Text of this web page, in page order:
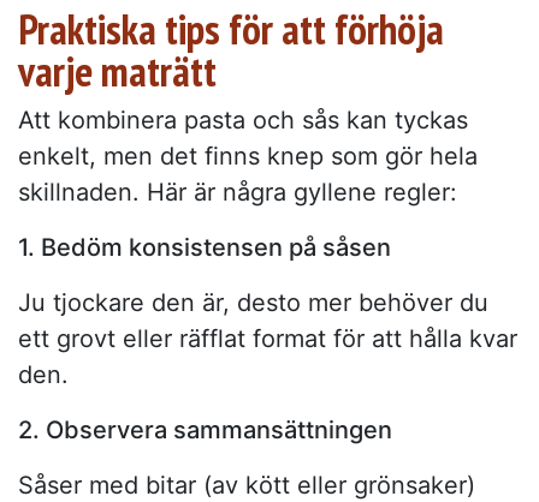
Praktiska tips för att förhöja
varje maträtt
Att kombinera pasta och sås kan tyckas
enkelt, men det finns knep som gör hela
skillnaden. Här är några gyllene regler:
1. Bedöm konsistensen på såsen
Ju tjockare den är, desto mer behöver du
ett grovt eller räfflat format för att hålla kvar
den.
2. Observera sammansättningen
Såser med bitar (av kött eller grönsaker)